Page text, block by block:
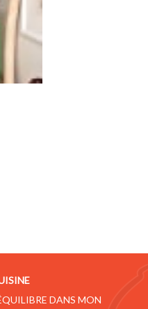
DANS MON